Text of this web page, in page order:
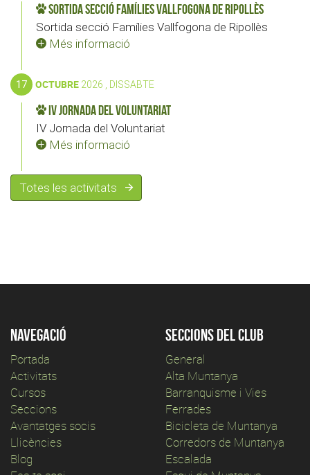
Sortida secció Famílies Vallfogona de Ripollès
Sortida secció Famílies Vallfogona de Ripollès
Més informació
17 OCTUBRE 2026 , DISSABTE
IV Jornada del Voluntariat
IV Jornada del Voluntariat
Més informació
Totes les activitats
Navegació
Portada
Activitats
Cursos
Seccions
Avantatges socis
Llicències
Blog
Seccions del club
General
Alta Muntanya
Barranquisme i Vies
Ferrades
Bicicleta de Muntanya
Corredors de Muntanya
Escalada